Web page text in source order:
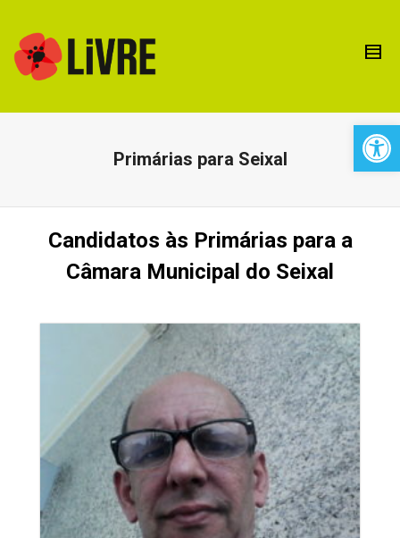
Primárias para Seixal
Candidatos às Primárias para a
Câmara Municipal do Seixal